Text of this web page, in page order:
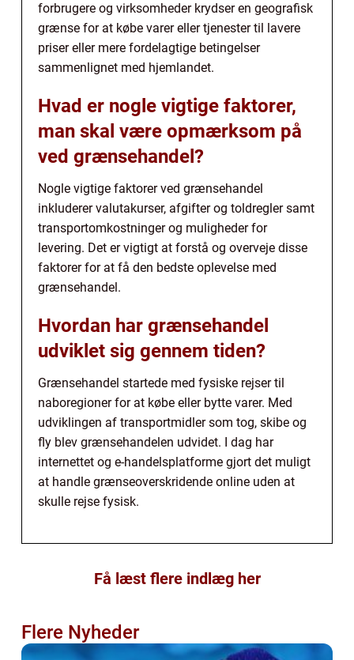
forbrugere og virksomheder krydser en geografisk
grænse for at købe varer eller tjenester til lavere
priser eller mere fordelagtige betingelser
sammenlignet med hjemlandet.
Hvad er nogle vigtige faktorer,
man skal være opmærksom på
ved grænsehandel?
Nogle vigtige faktorer ved grænsehandel
inkluderer valutakurser, afgifter og toldregler samt
transportomkostninger og muligheder for
levering. Det er vigtigt at forstå og overveje disse
faktorer for at få den bedste oplevelse med
grænsehandel.
Hvordan har grænsehandel
udviklet sig gennem tiden?
Grænsehandel startede med fysiske rejser til
naboregioner for at købe eller bytte varer. Med
udviklingen af transportmidler som tog, skibe og
fly blev grænsehandelen udvidet. I dag har
internettet og e-handelsplatforme gjort det muligt
at handle grænseoverskridende online uden at
skulle rejse fysisk.
Få læst flere indlæg her
Flere Nyheder